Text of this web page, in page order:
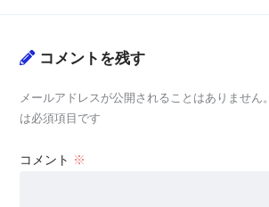
コメントを残す
メールアドレスが公開されることはありません。
は必須項目です
コメント ※